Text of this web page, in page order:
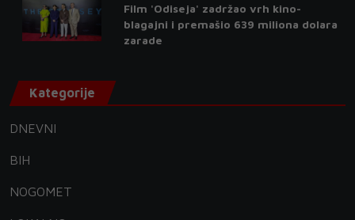
Film 'Odiseja' zadržao vrh kino-
blagajni i premašio 639 miliona dolara
zarade
Kategorije
DNEVNI
BIH
NOGOMET